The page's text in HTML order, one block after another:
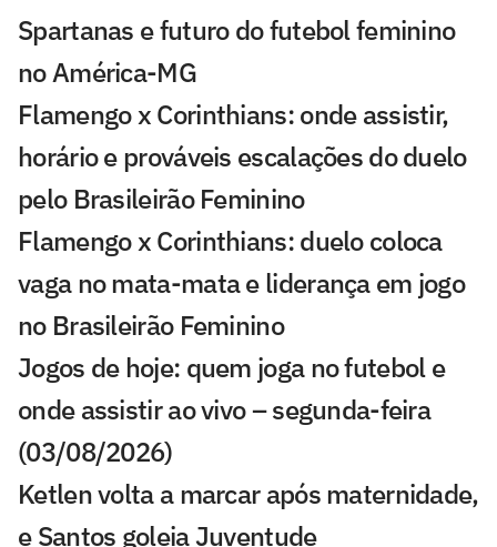
Spartanas e futuro do futebol feminino
no América-MG
Flamengo x Corinthians: onde assistir,
horário e prováveis escalações do duelo
pelo Brasileirão Feminino
Flamengo x Corinthians: duelo coloca
vaga no mata-mata e liderança em jogo
no Brasileirão Feminino
Jogos de hoje: quem joga no futebol e
onde assistir ao vivo – segunda-feira
(03/08/2026)
Ketlen volta a marcar após maternidade,
e Santos goleia Juventude